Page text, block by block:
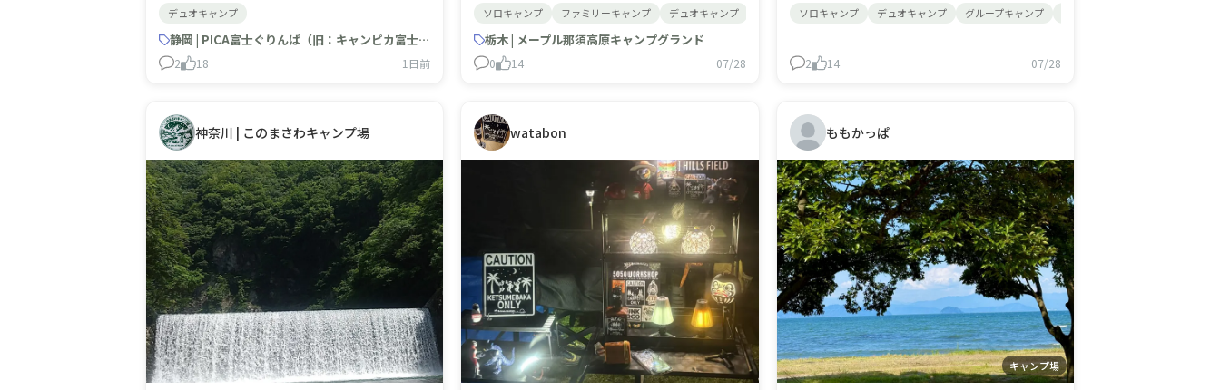
高でした😊 馬レバー刺しもいただき、と
っても美味しかったです！お肉を堪能しな
がら、少しだけ富士山の姿も見ることがで
デュオキャンプ
静岡 | PICA富士ぐりんぱ（旧：キャンピカ富士ぐりんぱ）
2 18 1日前
販売いたします🧁​「菓子工房くるみの森」
さんは、旧小学校の校舎を再利用した複合
施設「那須まちづくり広場」の中で営業し
ソロキャンプ ファミリーキャンプ デュオキャンプ 女子キャンプ 夏 スイーツ 焼き菓子
栃木 | メープル那須高原キャンプグランド
0 14 07/28
間キャンプ回数：12回・#なっぷNOW参加
交換ができると嬉しいです！ブラックギア
ソロキャンプ デュオキャンプ グループキャンプ
2 14 07/28
神奈川 | このまさわキャンプ場 watabon ももかっぱ
キャンプ場